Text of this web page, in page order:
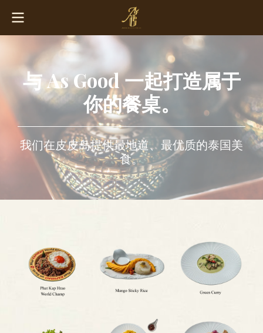
与 As Good 一起打造属于
你的餐桌。
我们在皮皮岛提供最地道、最优质的泰国美
食。